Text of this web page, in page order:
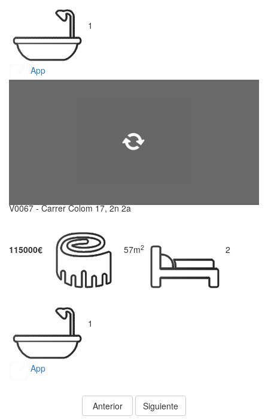
1
App
V0067 - Carrer Colom 17, 2n 2a
115000€ 57m2 2
1
App
Anterior
Siguiente